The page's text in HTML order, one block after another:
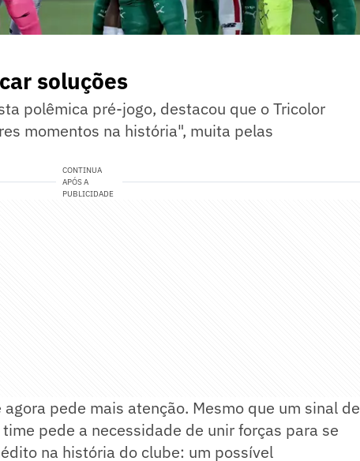
soluções
polêmica pré-jogo, destacou que o Tricolor
momentos na história", muita pelas
CONTINUA
APÓS A
PUBLICIDADE
pede mais atenção. Mesmo que um sinal de
pede a necessidade de unir forças para se
na história do clube: um possível